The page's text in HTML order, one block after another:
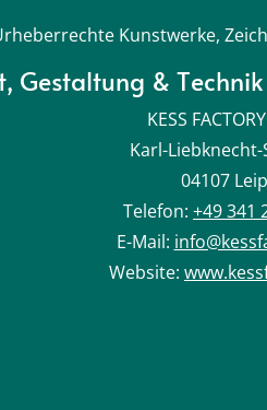
Kunstwerke,
Gestaltung &
KESS
Karl-
04107
Telefon: +49 341
E-Mail:
Website: